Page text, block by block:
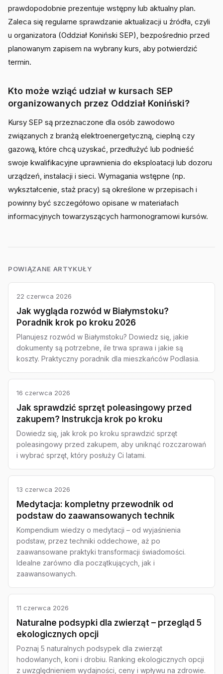
prawdopodobnie prezentuje wstępny lub aktualny plan.
Zaleca się regularne sprawdzanie aktualizacji u źródła, czyli
u organizatora (Oddział Koniński SEP), bezpośrednio przed
planowanym zapisem na wybrany kurs, aby potwierdzić
termin.
Kto może wziąć udział w kursach SEP
organizowanych przez Oddział Koniński?
Kursy SEP są przeznaczone dla osób zawodowo
związanych z branżą elektroenergetyczną, cieplną czy
gazową, które chcą uzyskać, przedłużyć lub podnieść
swoje kwalifikacyjne uprawnienia do eksploatacji lub dozoru
urządzeń, instalacji i sieci. Wymagania wstępne (np.
wykształcenie, staż pracy) są określone w przepisach i
powinny być szczegółowo opisane w materiałach
informacyjnych towarzyszących harmonogramowi kursów.
POWIĄZANE ARTYKUŁY
22 czerwca 2026
Jak wygląda rozwód w Białymstoku?
Poradnik krok po kroku 2026
Planujesz rozwód w Białymstoku? Dowiedz się, jakie
dokumenty są potrzebne, ile trwa sprawa i jakie są
koszty. Praktyczny poradnik dla mieszkańców Podlasia.
16 czerwca 2026
Jak sprawdzić sprzęt poleasingowy przed
zakupem? Instrukcja krok po kroku
Dowiedz się, jak krok po kroku sprawdzić sprzęt
poleasingowy przed zakupem, aby uniknąć rozczarowań
i wybrać sprzęt, który posłuży Ci latami.
13 czerwca 2026
Medytacja: kompletny przewodnik od
podstaw do zaawansowanych technik
Kompendium wiedzy o medytacji – od wyjaśnienia
podstaw, przez techniki oddechowe, aż po
zaawansowane praktyki transformacji świadomości.
Idealne zarówno dla początkujących, jak i
zaawansowanych.
11 czerwca 2026
Naturalne podsypki dla zwierząt – przegląd 5
ekologicznych opcji
Poznaj 5 naturalnych podsypek dla zwierząt
hodowlanych, koni i drobiu. Ranking ekologicznych opcji
z uwzględnieniem wydajności, ceny i wpływu na zdrowie.